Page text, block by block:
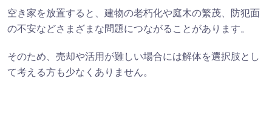
空き家を放置すると、建物の老朽化や庭木の繁茂、防犯面
の不安などさまざまな問題につながることがあります。
そのため、売却や活用が難しい場合には解体を選択肢とし
て考える方も少なくありません。